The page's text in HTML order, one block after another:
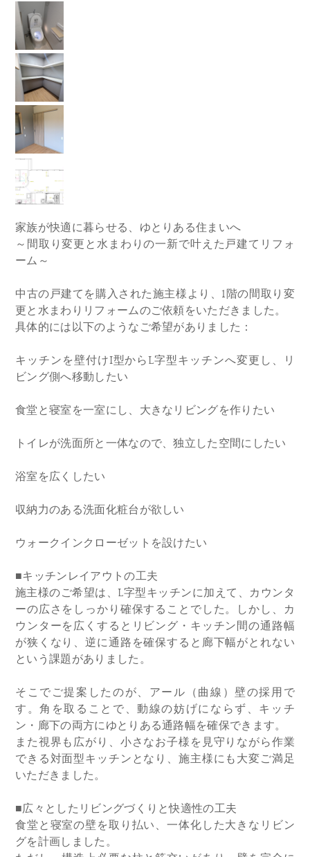
家族が快適に暮らせる、ゆとりある住まいへ
～間取り変更と水まわりの一新で叶えた戸建てリフォ
ーム～
中古の戸建てを購入された施主様より、1階の間取り変
更と水まわりリフォームのご依頼をいただきました。
具体的には以下のようなご希望がありました：
キッチンを壁付けI型からL字型キッチンへ変更し、リ
ビング側へ移動したい
食堂と寝室を一室にし、大きなリビングを作りたい
トイレが洗面所と一体なので、独立した空間にしたい
浴室を広くしたい
収納力のある洗面化粧台が欲しい
ウォークインクローゼットを設けたい
■キッチンレイアウトの工夫
施主様のご希望は、L字型キッチンに加えて、カウンタ
ーの広さをしっかり確保することでした。しかし、カ
ウンターを広くするとリビング・キッチン間の通路幅
が狭くなり、逆に通路を確保すると廊下幅がとれない
という課題がありました。
そこでご提案したのが、アール（曲線）壁の採用で
す。角を取ることで、動線の妨げにならず、キッチ
ン・廊下の両方にゆとりある通路幅を確保できます。
また視界も広がり、小さなお子様を見守りながら作業
できる対面型キッチンとなり、施主様にも大変ご満足
いただきました。
■広々としたリビングづくりと快適性の工夫
食堂と寝室の壁を取り払い、一体化した大きなリビン
グを計画しました。